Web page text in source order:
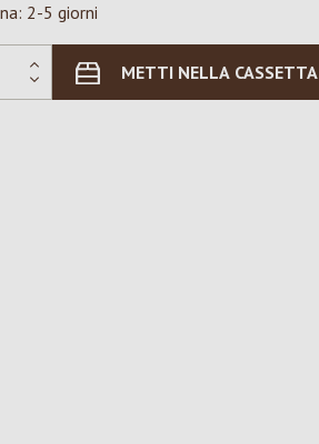
2-5 giorni
METTI NELLA CASSETTA